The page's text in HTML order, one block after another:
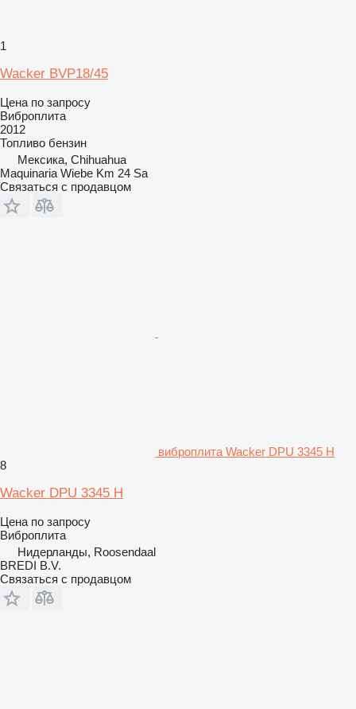
1
Wacker BVP18/45
Цена по запросу
Виброплита
2012
Топливо бензин
Мексика, Chihuahua
Maquinaria Wiebe Km 24 Sa
Связаться с продавцом
виброплита Wacker DPU 3345 H
8
Wacker DPU 3345 H
Цена по запросу
Виброплита
Нидерланды, Roosendaal
BREDI B.V.
Связаться с продавцом